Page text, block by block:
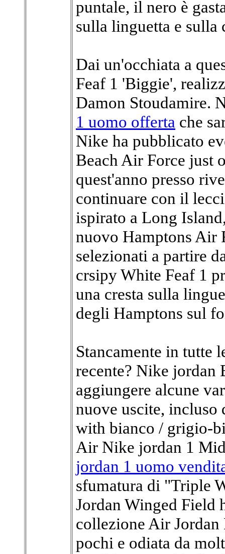
puntale, il nero è
sulla linguetta e
Dai un'occhiata a
Feaf 1 'Biggie',
Damon Stoudamire.
1 uomo offerta che
Nike ha pubblicato
Beach Air Force just
quest'anno presso
continuare con il
ispirato a Long
nuovo Hamptons Air
selezionati a partire
crsipy White Feaf 1
una cresta sulla
degli Hamptons sul
Stancamente in
recente? Nike jordan
aggiungere alcune
nuove uscite, incluso
with bianco / grigio-
Air Nike jordan 1
jordan 1 uomo
sfumatura di "Triple
Jordan Winged Field
collezione Air Jordan
pochi e odiata da